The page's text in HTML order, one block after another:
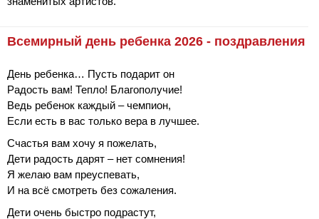
Всемирный день ребенка 2026 - поздравления
День ребенка… Пусть подарит он
Радость вам! Тепло! Благополучие!
Ведь ребенок каждый – чемпион,
Если есть в вас только вера в лучшее.
Счастья вам хочу я пожелать,
Дети радость дарят – нет сомнения!
Я желаю вам преуспевать,
И на всё смотреть без сожаления.
Дети очень быстро подрастут,